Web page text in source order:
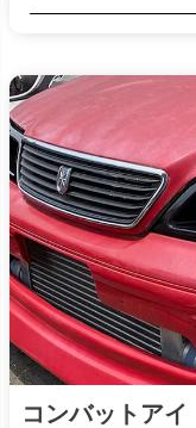
コンバットアイ